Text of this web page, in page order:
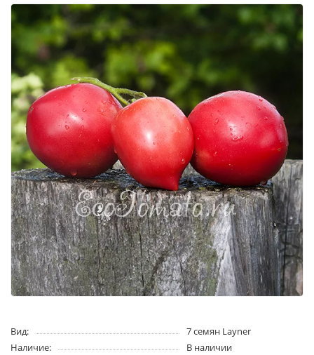
Вид:
7 семян Layner
Наличие:
В наличии